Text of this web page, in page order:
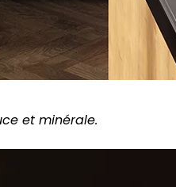
et minérale.